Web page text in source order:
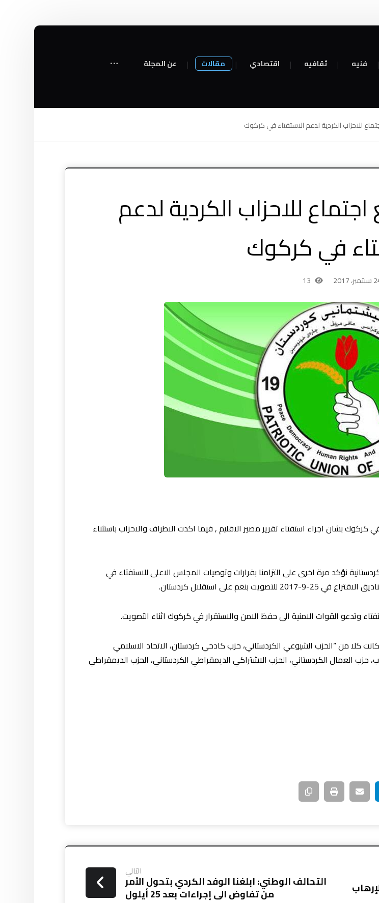
فنيه ثقافيه اقتصادي مقالات عن المجلة
للاحزاب الكردية لدعم الاستفتاء في كركوك
للاحزاب الكردية لدعم
في كركوك
2017
13
كركوك بشان اجراء استفتاء تقرير مصير الاقليم , فيما اكدت الاطراف والاحزاب باستثناء
نؤكد مرة اخرى على التزامنا بقرارات وتوصيات المجلس الاعلى للاستفتاء في
25-9-2017 للتصويت بنعم على استقلال كردستان.
وتدعو القوات الامنية الى حفظ الامن والاستقرار في كركوك اثناء التصويت.
كلا من “الحزب الشيوعي الكردستاني، حزب كادحي كردستان، الاتحاد الاسلامي
حزب العمال الكردستاني، الحزب الاشتراكي الديمقراطي الكردستاني، الحزب الديمقراطي
التالي
التحالف الوطني: ابلغنا الوفد الكردي بتحول الأمر
من تفاوض الى إجراءات بعد 25 أيلول